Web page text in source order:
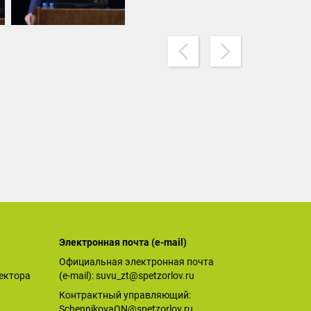
Электронная почта (е-mail)
Официальная электронная почта
(е-mail):suvu_zt@spetzorlov.ru
Контрактный управляющий: